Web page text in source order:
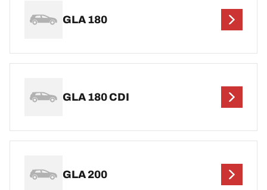
GLA 180
GLA 180 CDI
GLA 200